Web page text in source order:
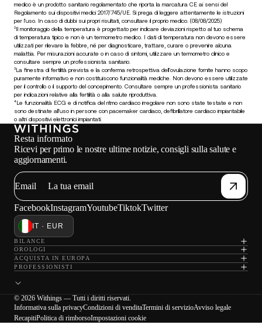
medico è un prodotto sanitario regolamentato che riporta la marcatura CE ai sensi del
Regolamento sui dispositivi medici 2017/745/UE. Si prega di leggere attentamente le istruzioni
per l'uso. In caso di dubbi sui propri risultati, consultare il proprio medico. (08/08/2025)
²Il monitoraggio della temperatura è progettato per indicare deviazioni rispetto al tuo schema
di temperatura tipico e non è un termometro medico. I dati di temperatura non devono essere
utilizzati per rilevare la febbre, né per diagnosticare, trattare, curare o prevenire alcuna
malattia. Per misurazioni accurate o in caso di sintomi, utilizzare un termometro clinico e
consultare sempre un professionista sanitario.
³La finestra di fertilità prevista e la conferma retrospettiva dell'ovulazione fornite hanno scopo
puramente informativo e non costituiscono funzionalità mediche. Non devono essere utilizzate
per il controllo o il supporto del concepimento. Consultare sempre un professionista sanitario
per indicazioni relative alla fertilità o alla salute riproduttiva.
⁴Le funzionalità ECG e di notifica del ritmo cardiaco irregolare non sono state testate e non
sono destinate all'uso in persone con pacemaker cardiaco, defibrillatore cardiaco impiantabile
o altri dispositivi elettronici impiantati.
Resta informato
Ricevi per primo le nostre ultime notizie, consigli sulla salute e
aggiornamenti.
Email
FacebookInstagramYoutubeTiktokTwitter
IT · EUR
BILANCE
OROLOGI
ACQUISTA IN EUROPA
PROFESSIONISTI
© 2026 Withings — Tutti i diritti riservati.
Informativa sulla privacyCondizioni di venditaTermini di servizioAvviso legale
RecapitiPolitica di rimborsoImpostazioni cookie